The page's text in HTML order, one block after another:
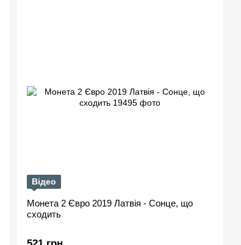
Відео
Монета 2 Євро 2019 Латвія - Сонце, що
сходить